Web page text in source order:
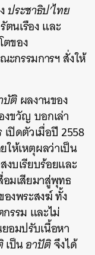
ประชาธิป’ไทย
ตนเรือง และ
ตของ
ะกรรมการฯ สั่งให้
บัติผลงานของ
ขวัญ บอกเล่า
ปิดตัวเมื่อปี 2558
ให้เหตุผลว่าเป็น
บเรียบร้อยและ
มเสียมาสู่พุทธ
งพระสงฆ์ ทั้ง
กรรม และไม่
อมปรับเนื้อหา
เป็นอาปัติจึงได้